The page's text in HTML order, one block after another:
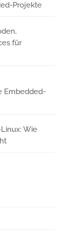
Projekte
für
Embedded-
Wie